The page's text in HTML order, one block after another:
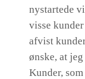
nystartede
visse
afvist
ønske, at
Kunder,